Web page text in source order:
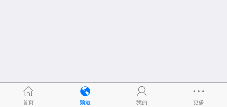
首页 频道 我的 更多